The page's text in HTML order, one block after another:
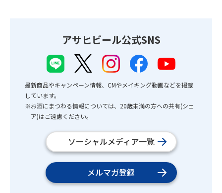
アサヒビール公式SNS
最新商品やキャンペーン情報、CMやメイキング動画などを掲載
しています。
※お酒にまつわる情報については、20歳未満の方への共有(シェ
ア)はご遠慮ください。
ソーシャルメディア一覧
メルマガ登録